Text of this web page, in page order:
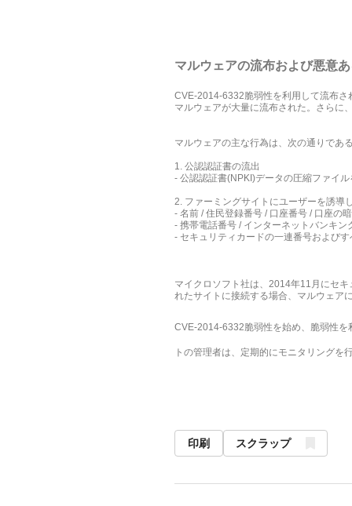
マルウェアの流布および悪意
CVE-2014-6332脆弱性を利用して流布さ
マルウェアが大量に流布された。さらに
マルウェアの主な行為は、次の通りであ
1. 公認認証書の流出
- 公認認証書(NPKI)データの圧縮ファイ
2. ファーミングサイトにユーザーを誘導
- 名前 / 住民登録番号 / 口座番号 / 口座の
- 携帯電話番号 / インターネットバンキ
- セキュリティカードの一連番号および
マイクロソフト社は、2014年11月にセ
れたサイトに接続する場合、マルウェア
CVE-2014-6332脆弱性を始め、脆弱性を
トの管理者は、定期的にモニタリング
印刷 スクラップ